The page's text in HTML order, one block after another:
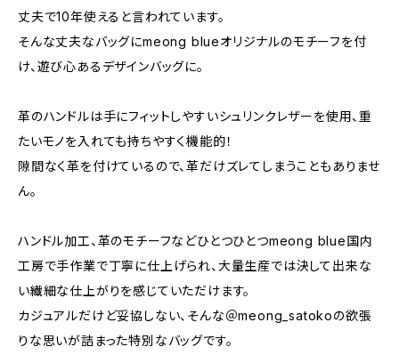
丈夫で10年使えると言われています。
そんな丈夫なバッグにmeong blueオリジナルのモチーフを付
け、遊び心あるデザインバッグに。
革のハンドルは手にフィットしやすいシュリンクレザーを使用、重
たいモノを入れても持ちやすく機能的！
隙間なく革を付けているので、革だけズレてしまうこともありませ
ん。
ハンドル加工、革のモチーフなどひとつひとつmeong blue国内
工房で手作業で丁寧に仕上げられ、大量生産では決して出来な
い繊細な仕上がりを感じていただけます。
カジュアルだけど妥協しない、そんな＠meong_satokoの欲張
りな思いが詰まった特別なバッグです。